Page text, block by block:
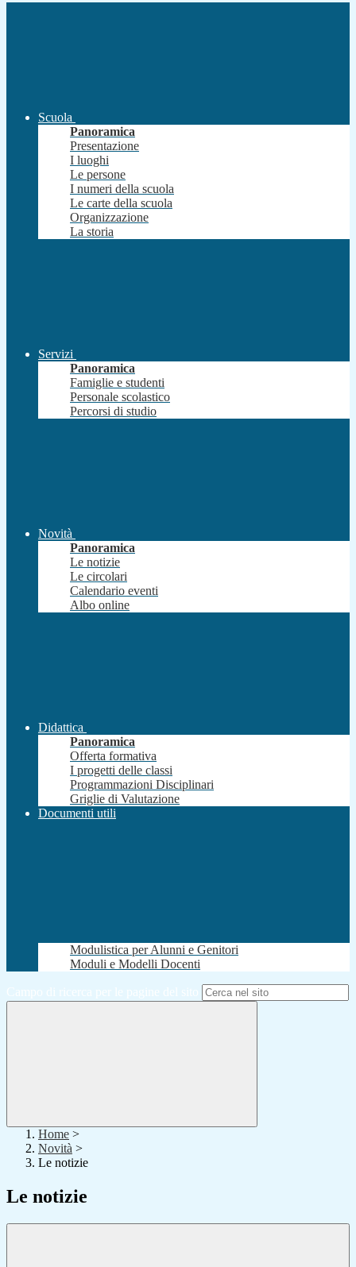
Scuola
Panoramica
Presentazione
I luoghi
Le persone
I numeri della scuola
Le carte della scuola
Organizzazione
La storia
Servizi
Panoramica
Famiglie e studenti
Personale scolastico
Percorsi di studio
Novità
Panoramica
Le notizie
Le circolari
Calendario eventi
Albo online
Didattica
Panoramica
Offerta formativa
I progetti delle classi
Programmazioni Disciplinari
Griglie di Valutazione
Documenti utili
Modulistica per Alunni e Genitori
Moduli e Modelli Docenti
Campo di ricerca per le pagine del sito
Home >
Novità >
Le notizie
Le notizie